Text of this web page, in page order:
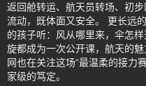
返回舱转运、航天员转场、初
流动，既体面又安全。 更长远
的孩子听：风从哪里来，伞怎
旋都成为一次公开课，航天的
网也在关注这场“最温柔的接力
家级的笃定。